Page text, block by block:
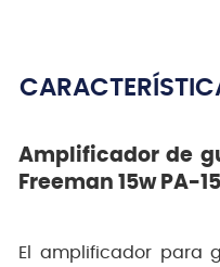
Amplificador de
Freeman 15w PA-
El amplificador para